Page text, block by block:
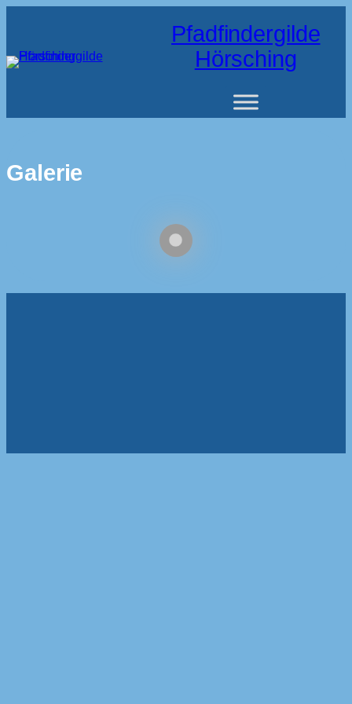
Pfadfindergilde
Hörsching
Galerie